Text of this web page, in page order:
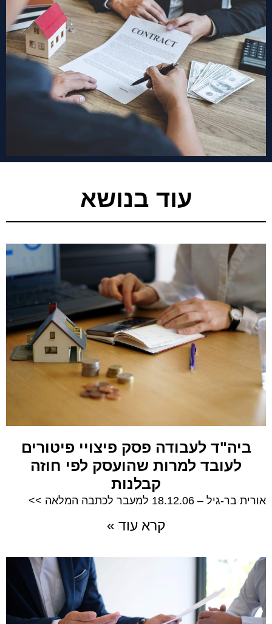
עוד בנושא
ביה"ד לעבודה פסק פיצויי פיטורים
לעובד למרות שהועסק לפי חוזה
קבלנות
אורית בר-גיל – 18.12.06 למעבר לכתבה המלאה >>
קרא עוד »